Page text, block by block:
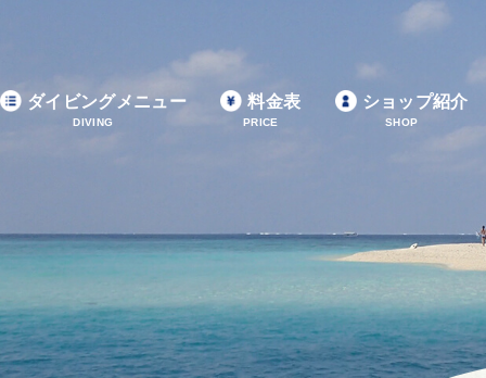
ダイビングメニュー
DIVING
料金表
PRICE
ショップ紹介
SHOP